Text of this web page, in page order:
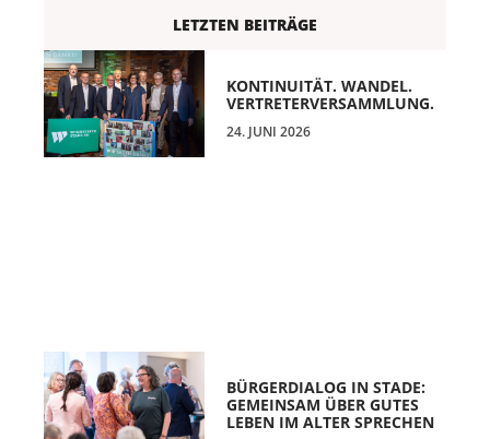
LETZTEN BEITRÄGE
KONTINUITÄT. WANDEL.
VERTRETERVERSAMMLUNG.
24. JUNI 2026
BÜRGERDIALOG IN STADE:
GEMEINSAM ÜBER GUTES
LEBEN IM ALTER SPRECHEN